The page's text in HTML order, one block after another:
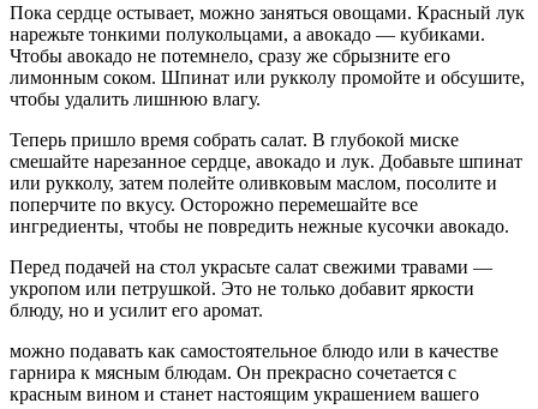
Пока сердце остывает, можно заняться овощами. Красный лук
нарежьте тонкими полукольцами, а авокадо — кубиками.
Чтобы авокадо не потемнело, сразу же сбрызните его
лимонным соком. Шпинат или рукколу промойте и обсушите,
чтобы удалить лишнюю влагу.
Теперь пришло время собрать салат. В глубокой миске
смешайте нарезанное сердце, авокадо и лук. Добавьте шпинат
или рукколу, затем полейте оливковым маслом, посолите и
поперчите по вкусу. Осторожно перемешайте все
ингредиенты, чтобы не повредить нежные кусочки авокадо.
Перед подачей на стол украсьте салат свежими травами —
укропом или петрушкой. Это не только добавит яркости
блюду, но и усилит его аромат.
можно подавать как самостоятельное блюдо или в качестве
гарнира к мясным блюдам. Он прекрасно сочетается с
красным вином и станет настоящим украшением вашего